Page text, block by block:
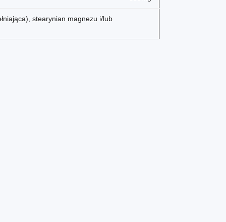
stearynian magnezu i/lub